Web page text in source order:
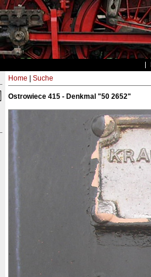
Home Suche
Ostrowiece 415 - Denkmal "50 2652"